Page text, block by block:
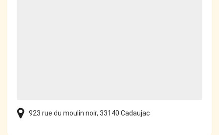
923 rue du moulin noir, 33140 Cadaujac